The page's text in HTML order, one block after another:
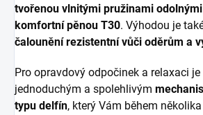
tvořenou vlnitými pružinami
komfortní pěnou T30. Výhodou je
čalounění rezistentní vůči oděrům a
Pro opravdový odpočinek a relaxaci
jednoduchým a spolehlivým
typu delfín, který Vám během